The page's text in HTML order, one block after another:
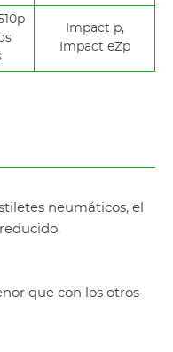
Impact p,
Impact eZp
neumáticos, el
que con los otros